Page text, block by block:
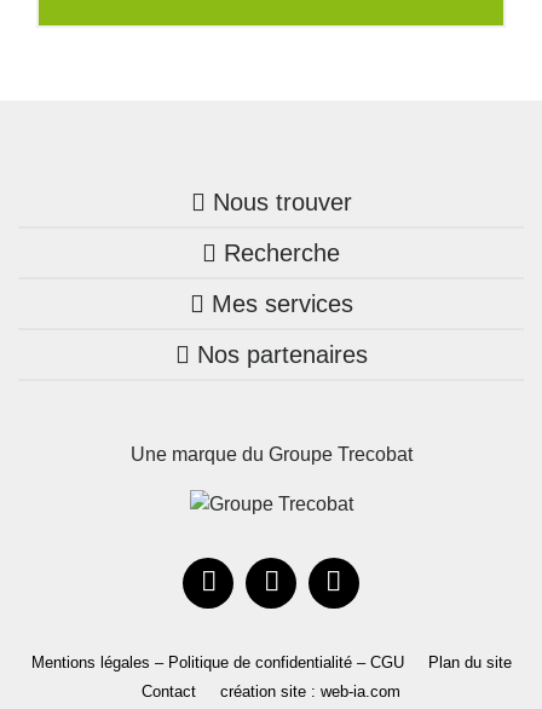
Nous trouver
Trouver une agence
Bretagne
Pays de la Loire
Occitanie
Recherche
Nos annonces
Maison + terrain
Mes services
Mon compte Trecobois
Parrainez un proche!
Nos partenaires
Une marque du Groupe Trecobat
Mentions légales – Politique de confidentialité – CGU
Plan du site
Contact
création site : web-ia.com